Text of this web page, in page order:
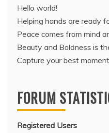
Hello world!
Helping hands are ready
Peace comes from mind
Beauty and Boldness is
Capture your best
FORUM
Registered Users